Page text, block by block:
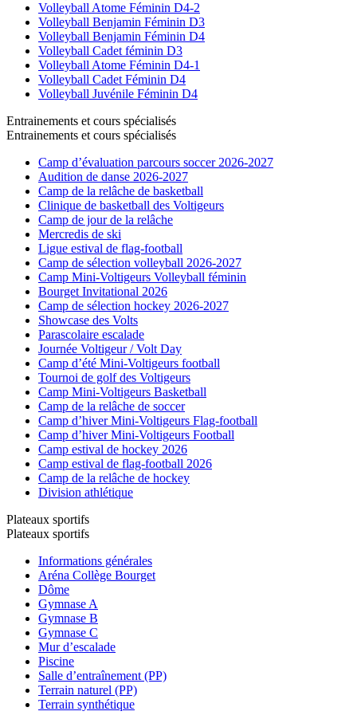
Volleyball Atome Féminin D4-2
Volleyball Benjamin Féminin D3
Volleyball Benjamin Féminin D4
Volleyball Cadet féminin D3
Volleyball Atome Féminin D4-1
Volleyball Cadet Féminin D4
Volleyball Juvénile Féminin D4
Entrainements et cours spécialisés
Entrainements et cours spécialisés
Camp d’évaluation parcours soccer 2026-2027
Audition de danse 2026-2027
Camp de la relâche de basketball
Clinique de basketball des Voltigeurs
Camp de jour de la relâche
Mercredis de ski
Ligue estival de flag-football
Camp de sélection volleyball 2026-2027
Camp Mini-Voltigeurs Volleyball féminin
Bourget Invitational 2026
Camp de sélection hockey 2026-2027
Showcase des Volts
Parascolaire escalade
Journée Voltigeur / Volt Day
Camp d’été Mini-Voltigeurs football
Tournoi de golf des Voltigeurs
Camp Mini-Voltigeurs Basketball
Camp de la relâche de soccer
Camp d’hiver Mini-Voltigeurs Flag-football
Camp d’hiver Mini-Voltigeurs Football
Camp estival de hockey 2026
Camp estival de flag-football 2026
Camp de la relâche de hockey
Division athlétique
Plateaux sportifs
Plateaux sportifs
Informations générales
Aréna Collège Bourget
Dôme
Gymnase A
Gymnase B
Gymnase C
Mur d’escalade
Piscine
Salle d’entraînement (PP)
Terrain naturel (PP)
Terrain synthétique